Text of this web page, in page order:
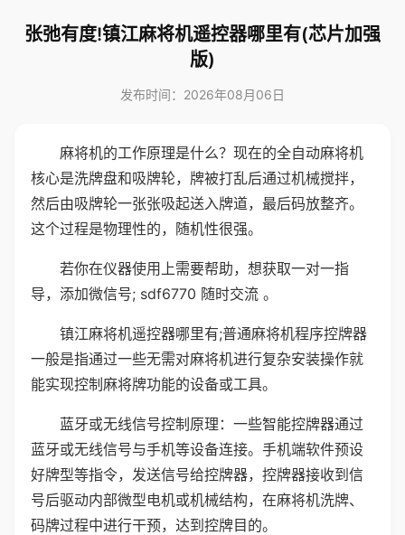
张弛有度!镇江麻将机遥控器哪里有(芯片加强
版)
发布时间：2026年08月06日
麻将机的工作原理是什么？现在的全自动麻将机
核心是洗牌盘和吸牌轮，牌被打乱后通过机械搅拌，
然后由吸牌轮一张张吸起送入牌道，最后码放整齐。
这个过程是物理性的，随机性很强。
若你在仪器使用上需要帮助，想获取一对一指
导，添加微信号; sdf6770 随时交流 。
镇江麻将机遥控器哪里有;普通麻将机程序控牌器
一般是指通过一些无需对麻将机进行复杂安装操作就
能实现控制麻将牌功能的设备或工具。
蓝牙或无线信号控制原理：一些智能控牌器通过
蓝牙或无线信号与手机等设备连接。手机端软件预设
好牌型等指令，发送信号给控牌器，控牌器接收到信
号后驱动内部微型电机或机械结构，在麻将机洗牌、
码牌过程中进行干预，达到控牌目的。